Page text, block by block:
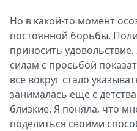
Но в какой-то момент
постоянной борьбы.
приносить
силам с просьбой
все вокруг стало
занималась еще с
близкие. Я поняла, что
поделиться своими